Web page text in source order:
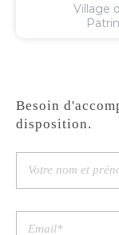
Village
Besoin
disposition.